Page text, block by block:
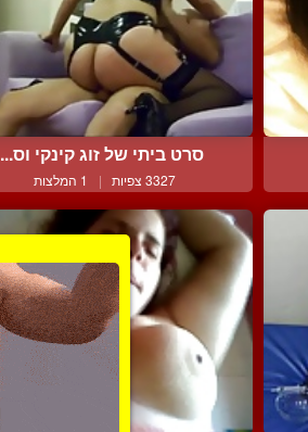
סרט ביתי של זוג קינקי וס...
3327 צפיות | 1 המלצות